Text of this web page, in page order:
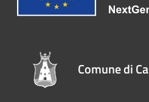
Comune di